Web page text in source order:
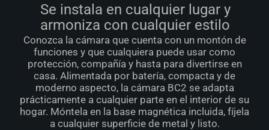
Se instala en cualquier lugar y
armoniza con cualquier estilo
Conozca la cámara que cuenta con un montón de
funciones y que cualquiera puede usar como
protección, compañía y hasta para divertirse en
casa. Alimentada por batería, compacta y de
moderno aspecto, la cámara BC2 se adapta
prácticamente a cualquier parte en el interior de su
hogar. Móntela en la base magnética incluida, fíjela
a cualquier superficie de metal y listo.